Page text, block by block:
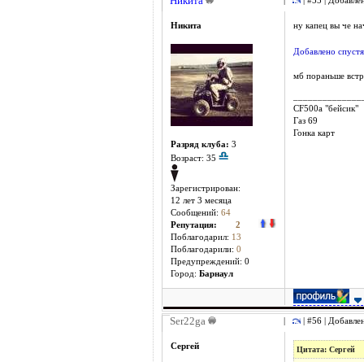
Никита
Разряд клуба: 3
Возраст: 35
Зарегистрирован:
12 лет 3 месяцa
Сообщений: 64
Репутация: 2
Поблагодарил: 13
Поблагодарили: 0
Предупреждений: 0
Город: Барнаул
ну капец вы че
Добавлено
мб пораньше
СF500a "бейсик"
Газ 69
Гонка карт
Ser22ga | #56 |
Сергей Цитата: Сергей